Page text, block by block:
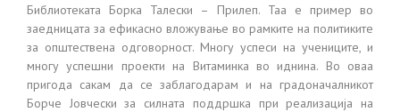
Библиотеката Борка Талески – Прилеп. Таа е пример во
заедницата за ефикасно вложување во рамките на политиките
за општествена одговорност. Многу успеси на учениците, и
многу успешни проекти на Витаминка во иднина. Во оваа
пригода сакам да се заблагодарам и на градоначалникот
Борче Јовчески за силната поддршка при реализација на